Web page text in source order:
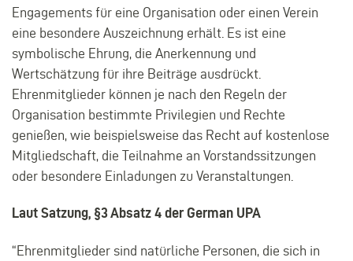
Engagements für eine Organisation oder einen Verein
eine besondere Auszeichnung erhält. Es ist eine
symbolische Ehrung, die Anerkennung und
Wertschätzung für ihre Beiträge ausdrückt.
Ehrenmitglieder können je nach den Regeln der
Organisation bestimmte Privilegien und Rechte
genießen, wie beispielsweise das Recht auf kostenlose
Mitgliedschaft, die Teilnahme an Vorstandssitzungen
oder besondere Einladungen zu Veranstaltungen.
Laut Satzung, §3 Absatz 4 der German UPA
“Ehrenmitglieder sind natürliche Personen, die sich in